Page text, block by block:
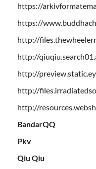
https://
https://
http://
http://
http://
http://
http://
BandarQQ
Pkv
Qiu Qiu